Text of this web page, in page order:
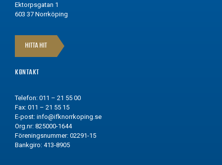
Ektorpsgatan 1
603 37 Norrköping
HITTA HIT
KONTAKT
Telefon: 011 – 21 55 00
Fax: 011 – 21 55 15
E-post: info@ifknorrkoping.se
Org.nr: 825000-1644
Föreningsnummer: 02291-15
Bankgiro: 413-8905